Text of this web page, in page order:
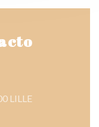
LILLE((abre numa